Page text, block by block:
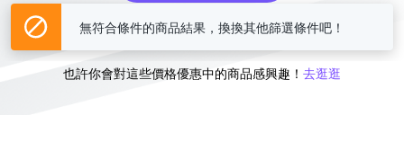
或
也許你會對這些價格優惠中的商品感興趣！ 去逛逛
無符合條件的商品結果，換換其他篩選條件吧！